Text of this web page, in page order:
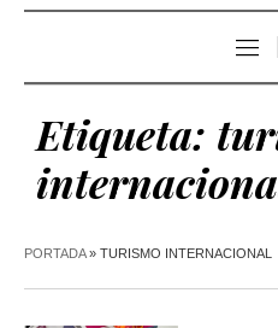
Etiqueta:
PORTADA» TURISMO INTERNACIONAL